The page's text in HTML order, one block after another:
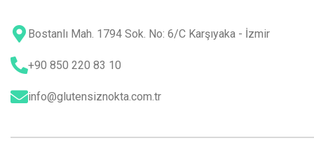
Bostanlı Mah. 1794 Sok. No: 6/C Karşıyaka - İzmir
+90 850 220 83 10
info@glutensiznokta.com.tr